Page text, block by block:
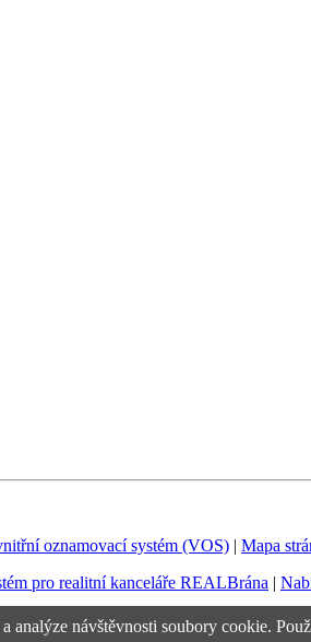
oznamovací systém (VOS) | Mapa
pro realitní kanceláře REALBrána |
analýze návštěvnosti soubory cookie.